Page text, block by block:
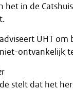
het in de
UHT
ontvankelijk
stelt dat het